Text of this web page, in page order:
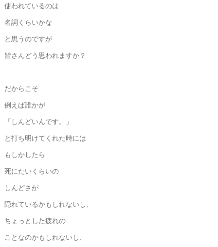
使われているのは
名詞くらいかな
と思うのですが
皆さんどう思われますか？
だからこそ
例えば誰かが
「しんどいんです。」
と打ち明けてくれた時には
もしかしたら
死にたいくらいの
しんどさが
隠れているかもしれないし、
ちょっとした疲れの
ことなのかもしれないし、